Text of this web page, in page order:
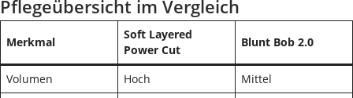
Pflegeübersicht im Vergleich
Merkmal
Soft Layered
Power Cut
Blunt Bob 2.0
Volumen Hoch
Mittel